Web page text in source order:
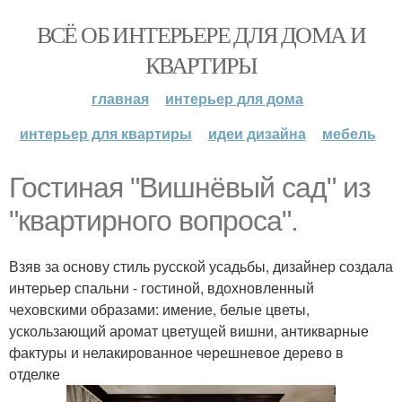
ВСЁ ОБ ИНТЕРЬЕРЕ ДЛЯ ДОМА И
КВАРТИРЫ
главная
интерьер для дома
интерьер для квартиры
идеи дизайна мебель
Гостиная "Вишнёвый сад" из
"квартирного вопроса".
Взяв за основу стиль русской усадьбы, дизайнер создала
интерьер спальни - гостиной, вдохновленный
чеховскими образами: имение, белые цветы,
ускользающий аромат цветущей вишни, антикварные
фактуры и нелакированное черешневое дерево в
отделке